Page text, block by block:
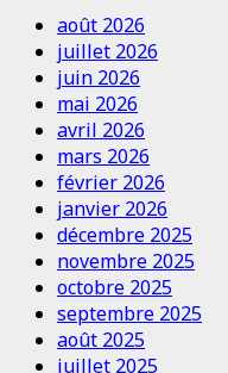
août 2026
juillet 2026
juin 2026
mai 2026
avril 2026
mars 2026
février 2026
janvier 2026
décembre 2025
novembre 2025
octobre 2025
septembre 2025
août 2025
juillet 2025